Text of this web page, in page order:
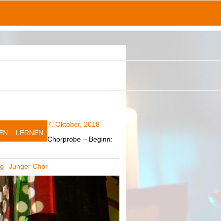
LERNEN
7. Oktober, 2018
Chorprobe – Beginn:
Junger Chor